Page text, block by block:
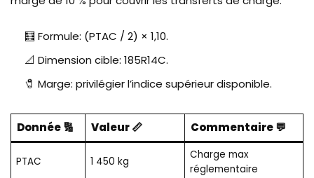
🧮 Formule: (PTAC / 2) × 1,10.
📐 Dimension cible: 185R14C.
🧷 Marge: privilégier l’indice supérieur disponible.
Donnée 🔢 Valeur 📏 Commentaire 💬
PTAC 1 450 kg
Charge max
réglementaire